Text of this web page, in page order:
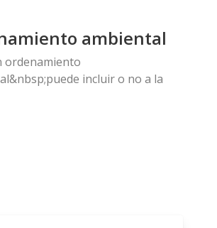
ambiental
ordenamiento
incluir o no a la